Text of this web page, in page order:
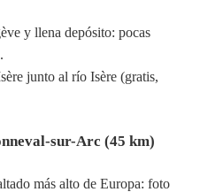
y llena depósito: pocas
junto al río Isère (gratis,
sur-Arc (45 km)
más alto de Europa: foto